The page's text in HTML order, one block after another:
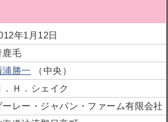
年1月12日
鹿毛
浦勝一
（中央）
．Ｈ．シェイク
ーレー・ジャパン・ファーム有限会社